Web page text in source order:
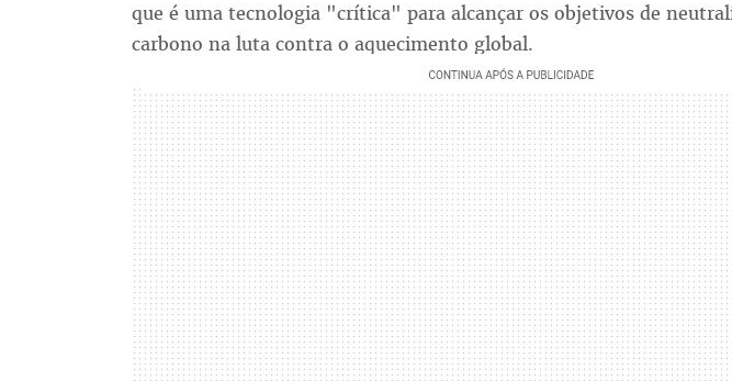
que é uma tecnologia "crítica" para alcançar os objetivos de
carbono na luta contra o aquecimento global.